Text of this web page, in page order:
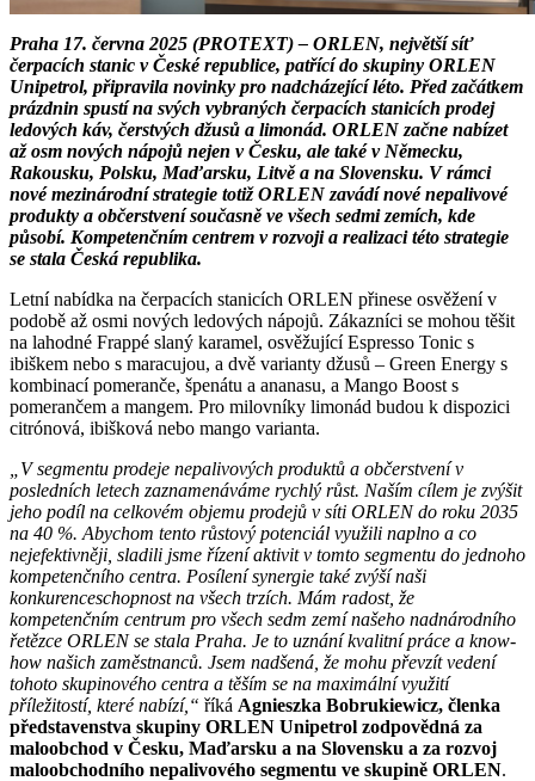
Praha 17. června 2025 (PROTEXT) – ORLEN, největší síť
čerpacích stanic v České republice, patřící do skupiny ORLEN
Unipetrol, připravila novinky pro nadcházející léto. Před začátkem
prázdnin spustí na svých vybraných čerpacích stanicích prodej
ledových káv, čerstvých džusů a limonád. ORLEN začne nabízet
až osm nových nápojů nejen v Česku, ale také v Německu,
Rakousku, Polsku, Maďarsku, Litvě a na Slovensku. V rámci
nové mezinárodní strategie totiž ORLEN zavádí nové nepalivové
produkty a občerstvení současně ve všech sedmi zemích, kde
působí. Kompetenčním centrem v rozvoji a realizaci této strategie
se stala Česká republika.
Letní nabídka na čerpacích stanicích ORLEN přinese osvěžení v
podobě až osmi nových ledových nápojů. Zákazníci se mohou těšit
na lahodné Frappé slaný karamel, osvěžující Espresso Tonic s
ibiškem nebo s maracujou, a dvě varianty džusů – Green Energy s
kombinací pomeranče, špenátu a ananasu, a Mango Boost s
pomerančem a mangem. Pro milovníky limonád budou k dispozici
citrónová, ibišková nebo mango varianta.
„V segmentu prodeje nepalivových produktů a občerstvení v
posledních letech zaznamenáváme rychlý růst. Naším cílem je zvýšit
jeho podíl na celkovém objemu prodejů v síti ORLEN do roku 2035
na 40 %. Abychom tento růstový potenciál využili naplno a co
nejefektivněji, sladili jsme řízení aktivit v tomto segmentu do jednoho
kompetenčního centra. Posílení synergie také zvýší naši
konkurenceschopnost na všech trzích. Mám radost, že
kompetenčním centrum pro všech sedm zemí našeho nadnárodního
řetězce ORLEN se stala Praha. Je to uznání kvalitní práce a know-
how našich zaměstnanců. Jsem nadšená, že mohu převzít vedení
tohoto skupinového centra a těším se na maximální využití
příležitostí, které nabízí,“ říká Agnieszka Bobrukiewicz, členka
představenstva skupiny ORLEN Unipetrol zodpovědná za
maloobchod v Česku, Maďarsku a na Slovensku a za rozvoj
maloobchodního nepalivového segmentu ve skupině ORLEN.